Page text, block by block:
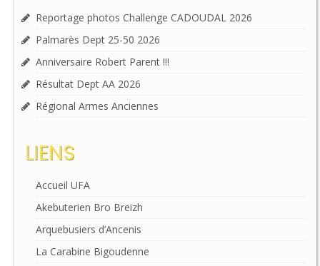
Reportage photos Challenge CADOUDAL 2026
Palmarès Dept 25-50 2026
Anniversaire Robert Parent !!!
Résultat Dept AA 2026
Régional Armes Anciennes
LIENS
Accueil UFA
Akebuterien Bro Breizh
Arquebusiers d’Ancenis
La Carabine Bigoudenne